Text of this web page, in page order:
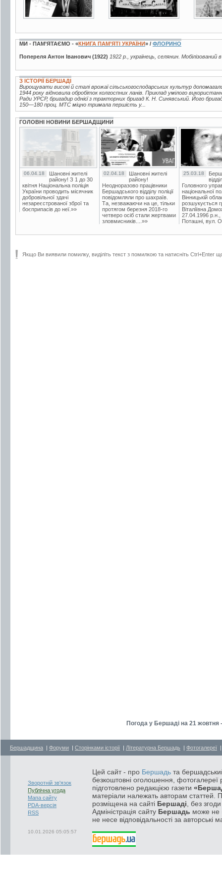
МИ - ПАМ’ЯТАЄМО - «КНИГА ПАМ’ЯТІ УКРАЇНИ» / ФЛОРИНО
Попереля Антон Іванович (1922) 1922 р., українець, селянин.
З ІСТОРІЇ БЕРШАДІ
Вирощувати високі й сталі врожаї сільськогосподарських культур
1944 року відновила обробіток колгоспних ланів. Приклад умілого
Ради УРСР, бригадир однієї з тракторних бригад К. Н. Синявський. Його
150—180 проц. МТС міцно тримала першість у...
ГОЛОВНІ НОВИНИ БЕРШАДЩИНИ
06.04.18
Шановні жителі
району! З 1 до 30
квітня Національна поліція
України проводить місячник
добровільної здачі
незареєстрованої зброї та
боєприпасів до неї.»»
02.04.18
Шановні жителі
району!
Неодноразово працівники
Бершадського відділу поліції
повідомляли про шахраїв.
Та, незважаючи на це, тільки
протягом березня 2018-го
четверо осіб стали жертвами
зловмисників....»»
25.03.18
Головного
національної
Вінницькій
розшукується
Віталіївна
27.04.1996 р.н.,
Поташні, вул.
Якщо Ви виявили помилку, виділіть текст з помилкою та натисніть Ctrl+Enter
Погода у Бершаді на 21
Бершадщина | Форуми | Сторінками історії | Літературна Бершадь | Фотогалереї
Зворотній зв'язок
Публічна угода
Мапа сайту
PDA-версія
RSS
10.01.2026 05:05:57
Цей сайт - про Бершадь та
безкоштовні оголошення, фотогалереї
підготовлено редакцією газети
матеріали належать авторам статтей.
розміщена на сайті Бершаді , без
Адміністрація сайту Бершадь може не
не несе відповідальності за авторські